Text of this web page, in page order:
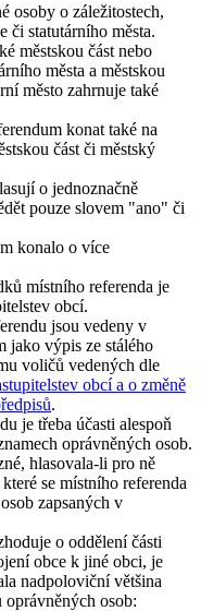
osoby o záležitostech,
či statutárního města.
městskou část nebo
města a městskou
město zahrnuje také
konat také na
část či městský
o jednoznačně
pouze slovem "ano" či
konalo o více
místního referenda je
obcí.
jsou vedeny v
jako výpis ze stálého
voličů vedených dle
obcí a o změně
.
je třeba účasti alespoň
oprávněných osob.
hlasovala-li pro ně
se místního referenda
zapsaných v
o oddělení části
obce k jiné obci, je
nadpoloviční většina
oprávněných osob: